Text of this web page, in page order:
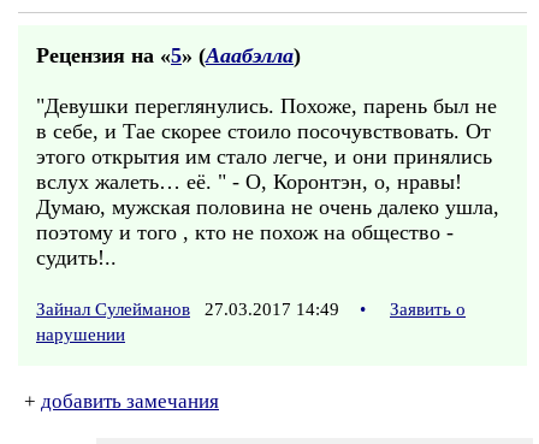
Рецензия на «5» (Ааабэлла)
"Девушки переглянулись. Похоже, парень был не
в себе, и Тае скорее стоило посочувствовать. От
этого открытия им стало легче, и они принялись
вслух жалеть… её. " - О, Коронтэн, о, нравы!
Думаю, мужская половина не очень далеко ушла,
поэтому и того , кто не похож на общество -
судить!..
Зайнал Сулейманов 27.03.2017 14:49 •
Заявить о
нарушении
+ добавить замечания